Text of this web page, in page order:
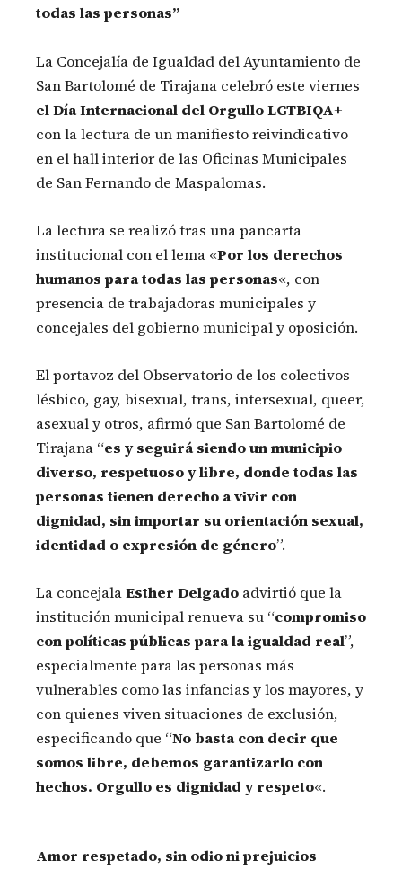
todas las personas”
La Concejalía de Igualdad del Ayuntamiento de
San Bartolomé de Tirajana celebró este viernes
el Día Internacional del Orgullo LGTBIQA+
con la lectura de un manifiesto reivindicativo
en el hall interior de las Oficinas Municipales
de San Fernando de Maspalomas.
La lectura se realizó tras una pancarta
institucional con el lema «Por los derechos
humanos para todas las personas«, con
presencia de trabajadoras municipales y
concejales del gobierno municipal y oposición.
El portavoz del Observatorio de los colectivos
lésbico, gay, bisexual, trans, intersexual, queer,
asexual y otros, afirmó que San Bartolomé de
Tirajana “es y seguirá siendo un municipio
diverso, respetuoso y libre, donde todas las
personas tienen derecho a vivir con
dignidad, sin importar su orientación sexual,
identidad o expresión de género”.
La concejalaEsther Delgado advirtió que la
institución municipal renueva su “compromiso
con políticas públicas para la igualdad real”,
especialmente para las personas más
vulnerables como las infancias y los mayores, y
con quienes viven situaciones de exclusión,
especificando que “No basta con decir que
somos libre, debemos garantizarlo con
hechos. Orgullo es dignidad y respeto«.
Amor respetado, sin odio ni prejuicios